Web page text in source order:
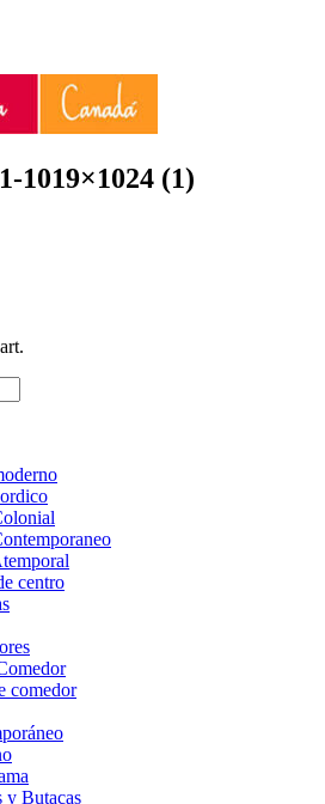
1019×1024 (1)
centro
comedor
y Butacas